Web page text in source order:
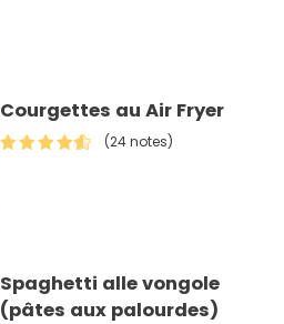
Courgettes au Air Fryer
(24 notes)
Spaghetti alle vongole
(pâtes aux palourdes)